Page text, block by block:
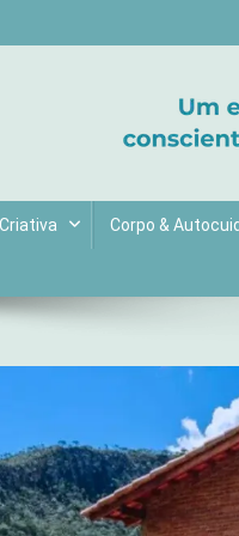
Corpo &